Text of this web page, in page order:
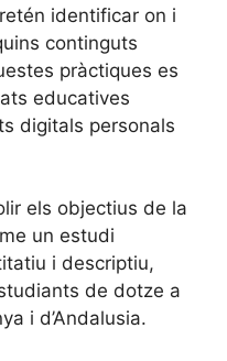
identificar on i
continguts
pràctiques es
educatives
digitals personals
els objectius de la
un estudi
i descriptiu,
de dotze a
i d’Andalusia.